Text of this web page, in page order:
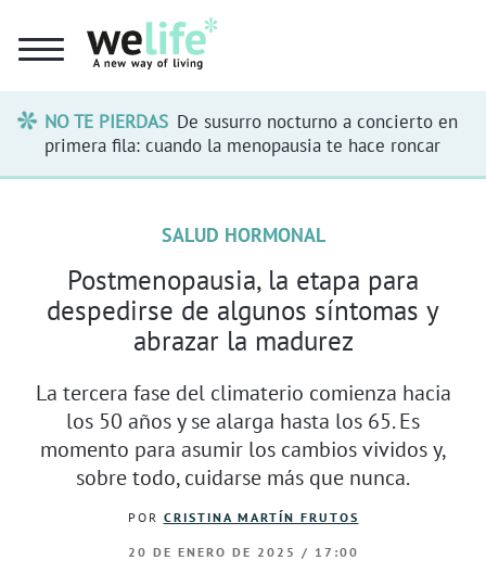
NO TE PIERDAS De susurro nocturno a concierto en
primera fila: cuando la menopausia te hace roncar
SALUD HORMONAL
Postmenopausia, la etapa para
despedirse de algunos síntomas y
abrazar la madurez
La tercera fase del climaterio comienza hacia
los 50 años y se alarga hasta los 65. Es
momento para asumir los cambios vividos y,
sobre todo, cuidarse más que nunca.
POR CRISTINA MARTÍN FRUTOS
20 DE ENERO DE 2025 / 17:00